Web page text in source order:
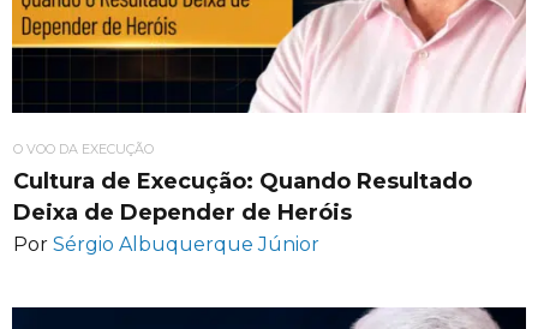
O VOO DA EXECUÇÃO
Cultura de Execução: Quando Resultado
Deixa de Depender de Heróis
Por Sérgio Albuquerque Júnior